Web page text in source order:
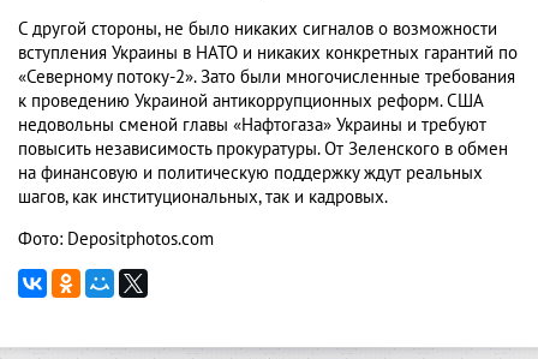
С другой стороны, не было никаких сигналов о возможности
вступления Украины в НАТО и никаких конкретных гарантий по
«Северному потоку-2». Зато были многочисленные требования
к проведению Украиной антикоррупционных реформ. США
недовольны сменой главы «Нафтогаза» Украины и требуют
повысить независимость прокуратуры. От Зеленского в обмен
на финансовую и политическую поддержку ждут реальных
шагов, как институциональных, так и кадровых.
Фото: Depositphotos.com